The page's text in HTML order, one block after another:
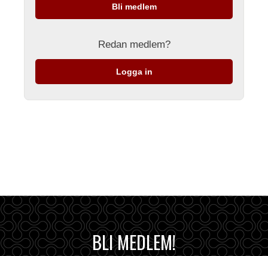
Bli medlem
Redan medlem?
Logga in
BLI MEDLEM!